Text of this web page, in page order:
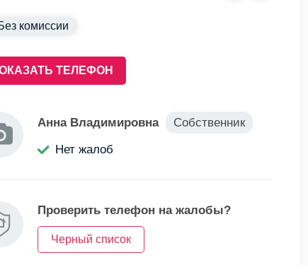
комиссии
ТЕЛЕФОН
Анна Владимировна
Собственник
Нет жалоб
Проверить телефон на жалобы?
Черный список